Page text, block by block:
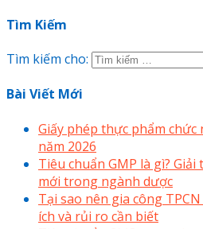
Tìm Kiếm
Tìm kiếm cho:
Bài Viết Mới
Giấy phép thực phẩm chức
năm 2026
Tiêu chuẩn GMP là gì?
mới trong ngành dược
Tại sao nên gia công
ích và rủi ro cần biết